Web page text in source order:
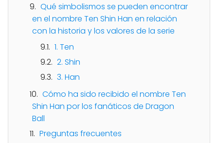
Qué simbolismos se pueden encontrar
en el nombre Ten Shin Han en relación
con la historia y los valores de la serie
1. Ten
2. Shin
3. Han
Cómo ha sido recibido el nombre Ten
Shin Han por los fanáticos de Dragon
Ball
Preguntas frecuentes